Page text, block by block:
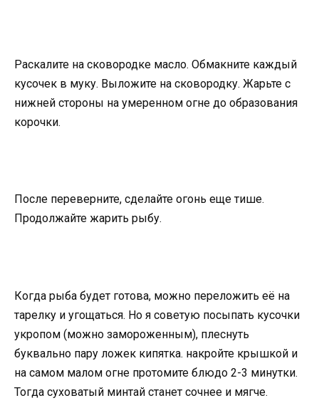
Раскалите на сковородке масло. Обмакните каждый
кусочек в муку. Выложите на сковородку. Жарьте с
нижней стороны на умеренном огне до образования
корочки.
После переверните, сделайте огонь еще тише.
Продолжайте жарить рыбу.
Когда рыба будет готова, можно переложить её на
тарелку и угощаться. Но я советую посыпать кусочки
укропом (можно замороженным), плеснуть
буквально пару ложек кипятка. накройте крышкой и
на самом малом огне протомите блюдо 2-3 минутки.
Тогда суховатый минтай станет сочнее и мягче.